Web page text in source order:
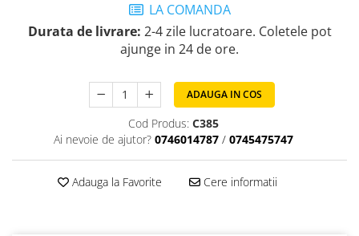
Checurile Royal
Prajituri Fabrica de Amandine
Prajitura ingerilor
Prajituri Red Collection
Prajituri cu fructe
LA COMANDA
Durata de livrare: 2-4 zile lucratoare. Coletele pot
ajunge in 24 de ore.
ADAUGA IN COS
Cod Produs: C385
Ai nevoie de ajutor? 0746014787 / 0745475747
Adauga la Favorite Cere informatii